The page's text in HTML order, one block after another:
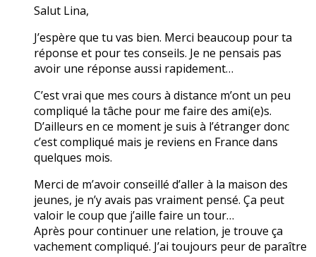
Salut Lina,
J’espère que tu vas bien. Merci beaucoup pour ta
réponse et pour tes conseils. Je ne pensais pas
avoir une réponse aussi rapidement…
C’est vrai que mes cours à distance m’ont un peu
compliqué la tâche pour me faire des ami(e)s.
D’ailleurs en ce moment je suis à l’étranger donc
c’est compliqué mais je reviens en France dans
quelques mois.
Merci de m’avoir conseillé d’aller à la maison des
jeunes, je n’y avais pas vraiment pensé. Ça peut
valoir le coup que j’aille faire un tour…
Après pour continuer une relation, je trouve ça
vachement compliqué. J’ai toujours peur de paraître